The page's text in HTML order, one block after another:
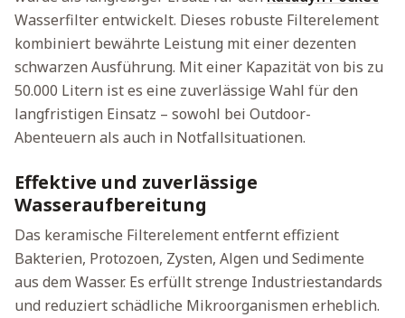
Wasserfilter entwickelt. Dieses robuste Filterelement
kombiniert bewährte Leistung mit einer dezenten
schwarzen Ausführung. Mit einer Kapazität von bis zu
50.000 Litern ist es eine zuverlässige Wahl für den
langfristigen Einsatz – sowohl bei Outdoor-
Abenteuern als auch in Notfallsituationen.
Effektive und zuverlässige
Wasseraufbereitung
Das keramische Filterelement entfernt effizient
Bakterien, Protozoen, Zysten, Algen und Sedimente
aus dem Wasser. Es erfüllt strenge Industriestandards
und reduziert schädliche Mikroorganismen erheblich.